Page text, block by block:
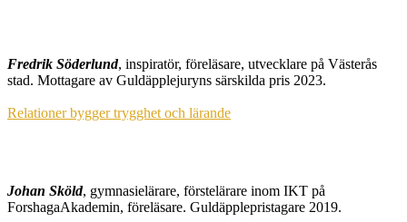
Fredrik Söderlund, inspiratör, föreläsare, utvecklare på Västerås
stad. Mottagare av Guldäpplejuryns särskilda pris 2023.
Relationer bygger trygghet och lärande
Johan Sköld, gymnasielärare, förstelärare inom IKT på
ForshagaAkademin, föreläsare. Guldäpplepristagare 2019.